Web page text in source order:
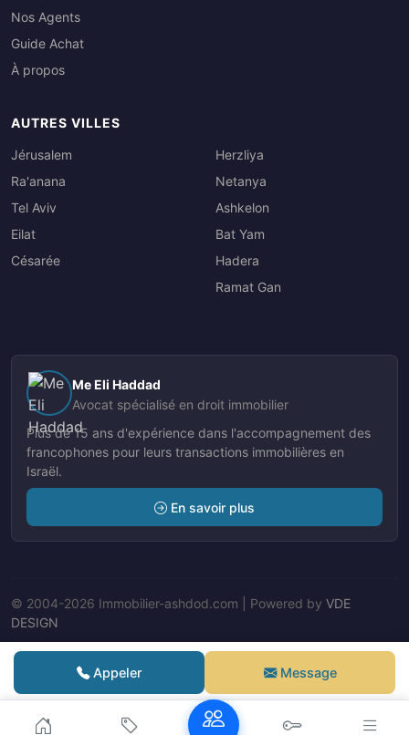
Appeler Message
Nos Agents
Guide Achat
À propos
AUTRES VILLES
Jérusalem
Ra'anana
Tel Aviv
Eilat
Césarée
Herzliya
Netanya
Ashkelon
Bat Yam
Hadera
Ramat Gan
Me Eli Haddad
Avocat spécialisé en droit immobilier
Plus de 15 ans d'expérience dans l'accompagnement des
francophones pour leurs transactions immobilières en
Israël.
En savoir plus
© 2004-2026 Immobilier-ashdod.com | Powered by VDE
DESIGN
Nos Agents